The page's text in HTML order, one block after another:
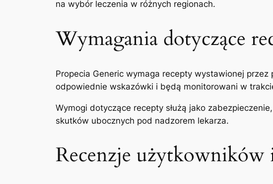
na wybór leczenia w różnych regionach.
Wymagania dotyczące
Propecia Generic wymaga recepty wystawionej
odpowiednie wskazówki i będą monitorowani w
Wymogi dotyczące recepty służą jako
skutków ubocznych pod nadzorem lekarza.
Recenzje